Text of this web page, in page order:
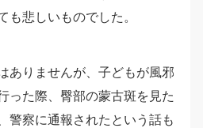
も悲しいものでした。
ありませんが、子どもが風邪
った際、臀部の蒙古斑を見た
警察に通報されたという話も